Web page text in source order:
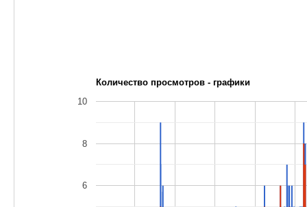
Количество просмотров - графики
6
8
10